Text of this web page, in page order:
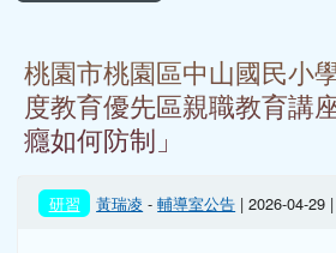
桃園市桃園區中山國民小
度教育優先區親職教育講
癮如何防制」
研習 黃瑞凌 -輔導室公告 | 2026-04-29